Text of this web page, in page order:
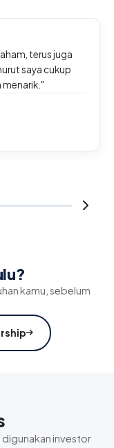
terus juga
saya cukup
kamu, sebelum
digunakan investor